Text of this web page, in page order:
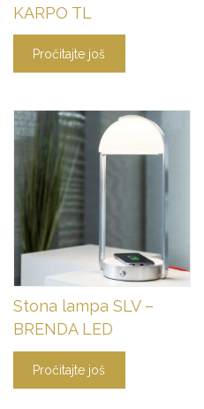
KARPO TL
Pročitajte još
Stona lampa SLV –
BRENDA LED
Pročitajte još